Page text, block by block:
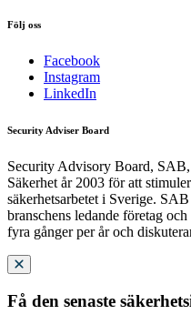
Följ oss
Facebook
Instagram
LinkedIn
Security Adviser Board
Security Advisory Board,
Säkerhet år 2003 för att
säkerhetsarbetet i Sverige.
branschens ledande företag
fyra gånger per år och
Få den senaste